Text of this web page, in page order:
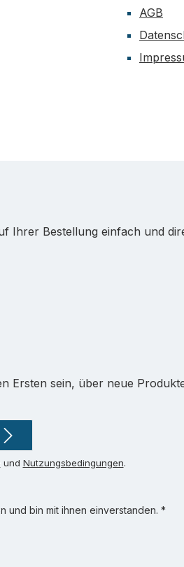
AGB
Ihrer Bestellung einfach und
Ersten sein, über neue
und Nutzungsbedingungen.
und bin mit ihnen einverstanden. *